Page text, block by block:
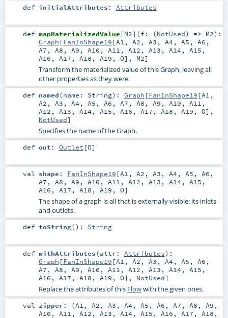
def initialAttributes : Attributes
def mapMaterializedValue [M2] (f: (NotUsed) => M2) :
Graph [FanInShape19 [A1 , A2 , A3 , A4 , A5 , A6 ,
A7 , A8 , A9 , A10 , A11 , A12 , A13 , A14 , A15 ,
A16 , A17 , A18 , A19 , O], M2]
Transform the materialized value of this Graph, leaving all
other properties as they were.
def named(name: String) : Graph [FanInShape19 [A1 ,
A2 , A3 , A4 , A5 , A6 , A7 , A8 , A9 , A10 , A11 ,
A12 , A13 , A14 , A15 , A16 , A17 , A18 , A19 , O],
NotUsed]
Specifies the name of the Graph.
def out : Outlet [O]
val shape : FanInShape19 [A1 , A2 , A3 , A4 , A5 , A6 ,
A7 , A8 , A9 , A10 , A11 , A12 , A13 , A14 , A15 ,
A16 , A17 , A18 , A19 , O]
The shape of a graph is all that is externally visible: its inlets
and outlets.
def toString() : String
def withAttributes(attr: Attributes) :
Graph [FanInShape19 [A1 , A2 , A3 , A4 , A5 , A6 ,
A7 , A8 , A9 , A10 , A11 , A12 , A13 , A14 , A15 ,
A16 , A17 , A18 , A19 , O], NotUsed]
Replace the attributes of this Flowwith the given ones.
val zipper : (A1 , A2 , A3 , A4 , A5 , A6 , A7 , A8 , A9 ,
A10 , A11 , A12 , A13 , A14 , A15 , A16 , A17 , A18 ,